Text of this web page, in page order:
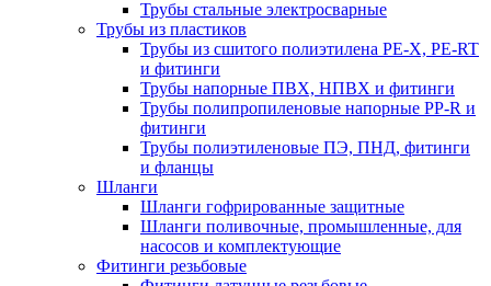
Трубы стальные электросварные
Трубы из пластиков
Трубы из сшитого полиэтилена PE-X, PE-RT
и фитинги
Трубы напорные ПВХ, НПВХ и фитинги
Трубы полипропиленовые напорные PP-R и
фитинги
Трубы полиэтиленовые ПЭ, ПНД, фитинги
и фланцы
Шланги
Шланги гофрированные защитные
Шланги поливочные, промышленные, для
насосов и комплектующие
Фитинги резьбовые